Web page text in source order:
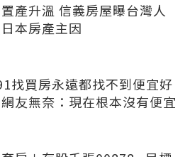
產升溫 信義房屋曝台灣人
本房產主因
找買房永遠都找不到便宜好
友無奈：現在根本沒有便宜